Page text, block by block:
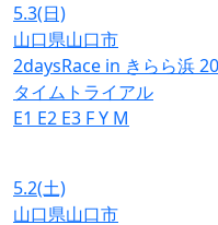
5.3(日)
山口県山口市
2daysRace in きらら浜
タイムトライアル
E1 E2 E3 FY M
5.2(土)
山口県山口市